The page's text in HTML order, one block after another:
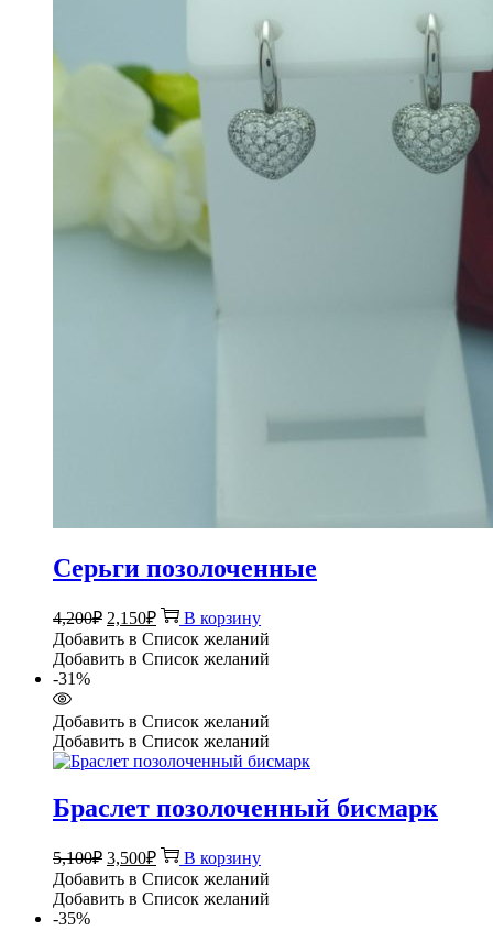
Серьги позолоченные
4,200₽ Первоначальная
цена
составляла
2,150₽Текущая
цена:
2,150₽.
В корзину
Добавить в Список желаний
Добавить в Список желаний
-31%
Добавить в Список желаний
Добавить в Список желаний
Браслет позолоченный бисмарк
5,100₽ Первоначальная
цена
составляла
3,500₽Текущая
цена:
3,500₽.
В корзину
Добавить в Список желаний
Добавить в Список желаний
-35%